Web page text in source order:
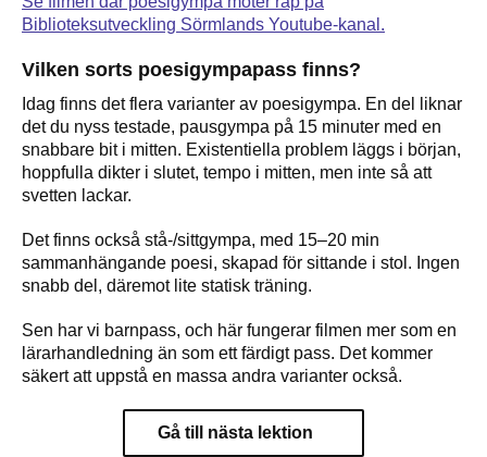
Biblioteksutveckling Sörmlands Youtube-kanal.
Vilken sorts poesigympapass finns?
Idag finns det flera varianter av poesigympa. En del liknar
det du nyss testade, pausgympa på 15 minuter med en
snabbare bit i mitten. Existentiella problem läggs i början,
hoppfulla dikter i slutet, tempo i mitten, men inte så att
svetten lackar.
Det finns också stå-/sittgympa, med 15–20 min
sammanhängande poesi, skapad för sittande i stol. Ingen
snabb del, däremot lite statisk träning.
Sen har vi barnpass, och här fungerar filmen mer som en
lärarhandledning än som ett färdigt pass. Det kommer
säkert att uppstå en massa andra varianter också.
Gå till nästa lektion